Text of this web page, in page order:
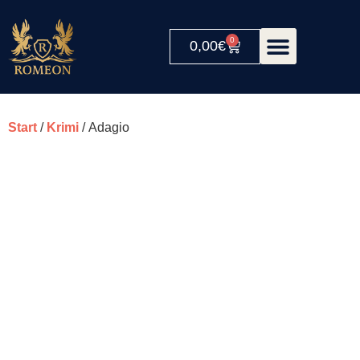
0,00€ 0
Start / Krimi / Adagio